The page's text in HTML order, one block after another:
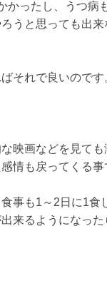
かったし、うつ病
うと思っても出
それで良いのです
映画などを見て
情も戻ってくる事
事も1～2日に1食
来るようになっ